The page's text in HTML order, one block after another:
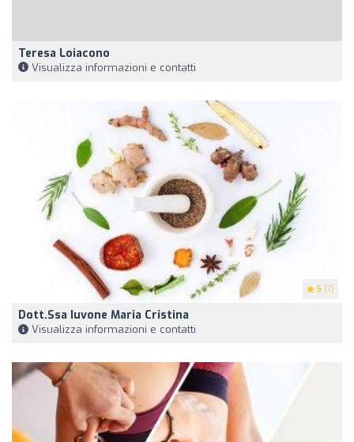
Teresa Loiacono
Visualizza informazioni e contatti
5 (7)
Dott.ssa Iuvone Maria Cristina
Visualizza informazioni e contatti